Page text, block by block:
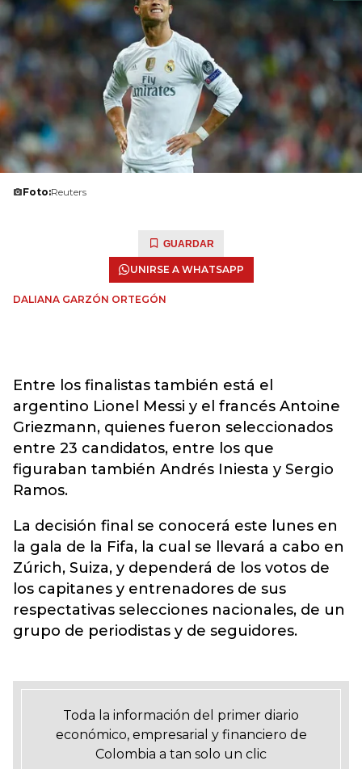
Foto:Reuters
GUARDAR
UNIRSE A WHATSAPP
DALIANA GARZÓN ORTEGÓN
Entre los finalistas también está el
argentino Lionel Messi y el francés Antoine
Griezmann, quienes fueron seleccionados
entre 23 candidatos, entre los que
figuraban también Andrés Iniesta y Sergio
Ramos.
La decisión final se conocerá este lunes en
la gala de la Fifa, la cual se llevará a cabo en
Zúrich, Suiza, y dependerá de los votos de
los capitanes y entrenadores de sus
respectativas selecciones nacionales, de un
grupo de periodistas y de seguidores.
Toda la información del primer diario
económico, empresarial y financiero de
Colombia a tan solo un clic